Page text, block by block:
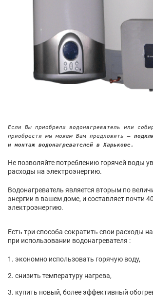
Если Вы приобрели водонагреватель или
приобрести мы можем Вам предложить —
и монтаж водонагревателей в Харькове.
Не позволяйте потреблению горячей воды
расходы на электроэнергию.
Водонагреватель является вторым по
энергии в вашем доме, и составляет почти
электроэнергию.
Есть три способа сократить свои расходы
при использовании водонагревателя :
экономно использовать горячую воду,
снизить температуру нагрева,
купить новый, более эффективный